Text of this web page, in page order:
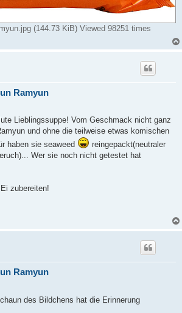
(144.73 KiB) Viewed 98251 times
Ramyun
Lieblingssuppe! Vom Geschmack nicht ganz
und ohne die teilweise etwas komischen
haben sie seaweed
reingepackt(neutraler
Wer sie noch nicht getestet hat
zubereiten!
Ramyun
des Bildchens hat die Erinnerung